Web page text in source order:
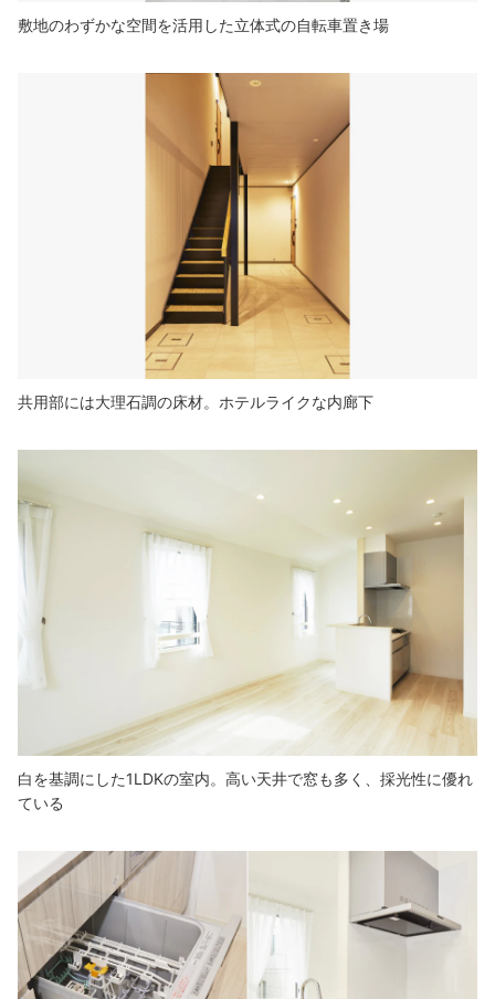
敷地のわずかな空間を活用した立体式の自転車置き場
共用部には大理石調の床材。ホテルライクな内廊下
白を基調にした1LDKの室内。高い天井で窓も多く、採光性に優れ
ている